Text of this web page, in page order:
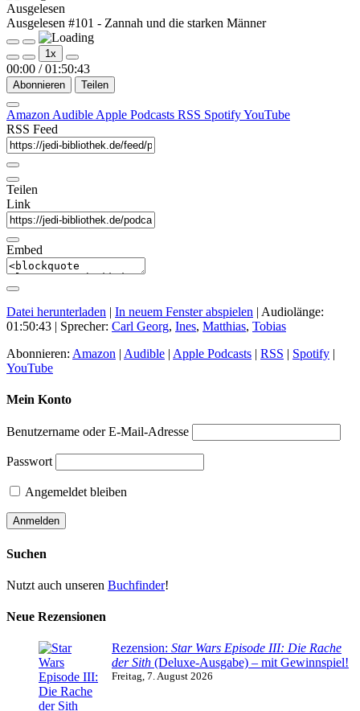
Ausgelesen
Ausgelesen #101 - Zannah und die starken Männer
Play
Episode
Pause
Episode
1x
00:00 / 01:50:43
Abonnieren Teilen
Amazon Audible Apple Podcasts RSS SpotifyYouTube
RSS Feed
Teilen
Link
Embed
Datei herunterladen | In neuem Fenster abspielen | Audiolänge:
01:50:43 | Sprecher: Carl Georg, Ines, Matthias, Tobias
Abonnieren: Amazon | Audible | Apple Podcasts | RSS | Spotify |
YouTube
Mein Konto
Benutzername oder E-Mail-Adresse
Passwort
Angemeldet bleiben
Suchen
Nutzt auch unseren Buchfinder!
Neue Rezensionen
Rezension: Star Wars Episode III: Die Rache
der Sith (Deluxe-Ausgabe) – mit Gewinnspiel!
Freitag, 7. August 2026